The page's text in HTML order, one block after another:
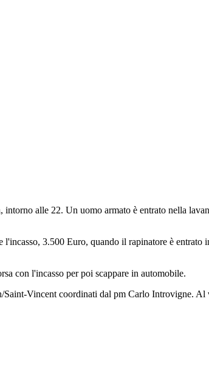
alle 22. Un uomo armato è entrato nella
3.500 Euro, quando il rapinatore è
con l'incasso per poi scappare in automobile.
Vincent coordinati dal pm Carlo Introvigne.